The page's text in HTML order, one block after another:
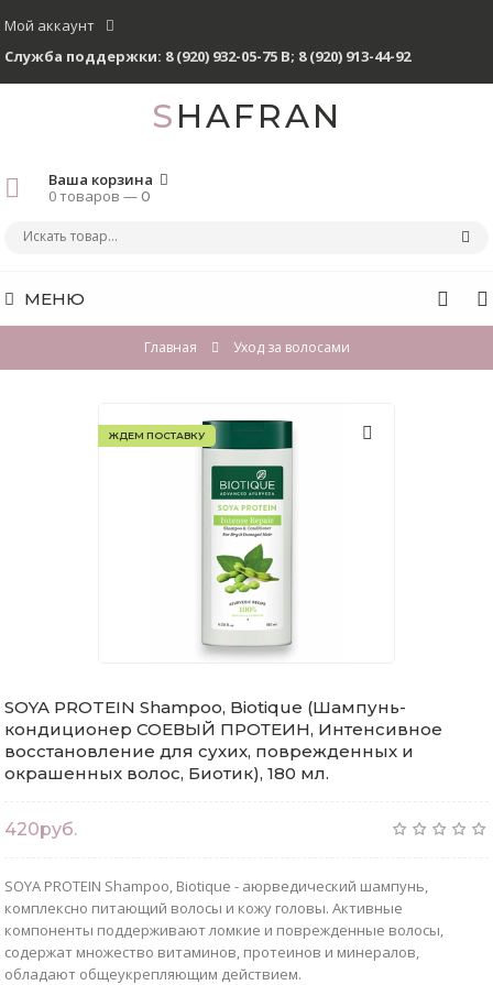
Мой аккаунт
Служба поддержки: 8 (920) 932-05-75 В; 8 (920) 913-44-92
SHAFRAN
Ваша корзина
0 товаров —0
МЕНЮ
Главная Уход за волосами
ЖДЕМ ПОСТАВКУ
SOYA PROTEIN Shampoo, Biotique (Шампунь-
кондиционер СОЕВЫЙ ПРОТЕИН, Интенсивное
восстановление для сухих, поврежденных и
окрашенных волос, Биотик), 180 мл.
420руб.
SOYA PROTEIN Shampoo, Biotique - аюрведический шампунь,
комплексно питающий волосы и кожу головы. Активные
компоненты поддерживают ломкие и поврежденные волосы,
содержат множество витаминов, протеинов и минералов,
обладают общеукрепляющим действием.